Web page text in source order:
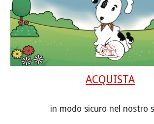
ACQUISTA
in modo sicuro nel nostro